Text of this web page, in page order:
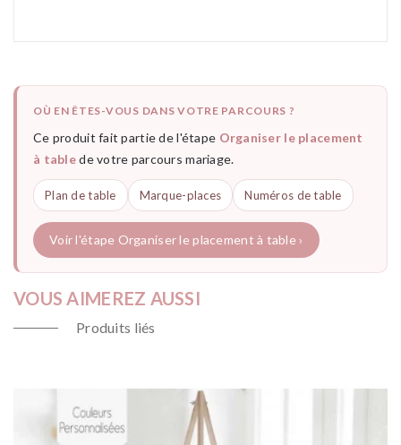
OÙ EN ÊTES-VOUS DANS VOTRE PARCOURS ?
Ce produit fait partie de l'étape Organiser le placement
à tablede votre parcours mariage.
Plan de table Marque-places Numéros de table
Voir l'étape Organiser le placement à table ›
VOUS AIMEREZ AUSSI
Produits liés